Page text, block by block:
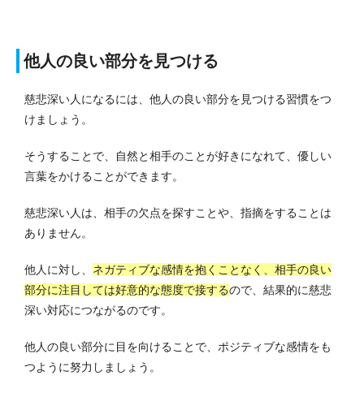
他人の良い部分を見つける
慈悲深い人になるには、他人の良い部分を見つける習慣をつ
けましょう。
そうすることで、自然と相手のことが好きになれて、優しい
言葉をかけることができます。
慈悲深い人は、相手の欠点を探すことや、指摘をすることは
ありません。
他人に対し、 ネガティブな感情を抱くことなく、相手の良い
部分に注目しては好意的な態度で接するので、結果的に慈悲
深い対応につながるのです。
他人の良い部分に目を向けることで、ポジティブな感情をも
つように努力しましょう。